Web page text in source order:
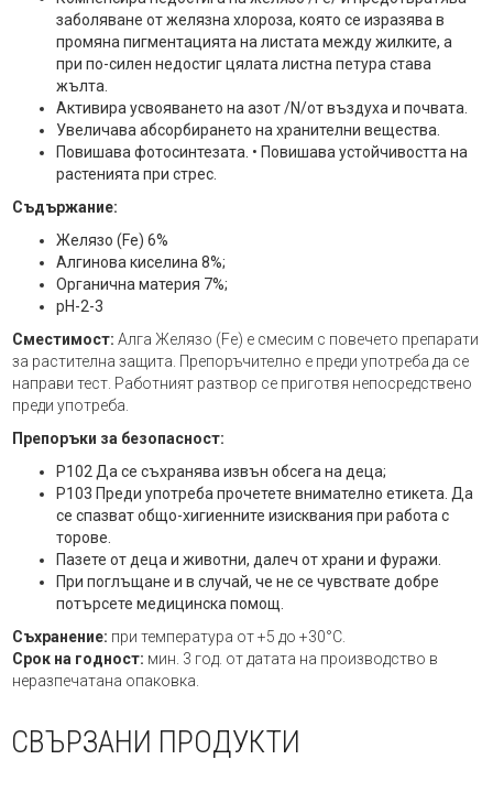
заболяване от желязна хлороза, която се изразява в
промяна пигментацията на листата между жилките, а
при по-силен недостиг цялата листна петура става
жълта.
Активира усвояването на азот /N/от въздуха и почвата.
Увеличава абсорбирането на хранителни вещества.
Повишава фотосинтезата. • Повишава устойчивостта на
растенията при стрес.
Съдържание:
Желязо (Fe) 6%
Алгинова киселина 8%;
Органична материя 7%;
pH-2-3
Сместимост: Алга Желязо (Fe) е смесим с повечето препарати
за растителна защита. Препоръчително е преди употреба да се
направи тест. Работният разтвор се приготвя непосредствено
преди употреба.
Препоръки за безопасност:
Р102 Да се съхранява извън обсега на деца;
Р103 Преди употреба прочетете внимателно етикета. Да
се спазват общо-хигиенните изисквания при работа с
торове.
Пазете от деца и животни, далеч от храни и фуражи.
При поглъщане и в случай, че не се чувствате добре
потърсете медицинска помощ.
Съхранение: при температура от +5 до +30°C.
Срок на годност: мин. 3 год. от датата на производство в
неразпечатана опаковка.
СВЪРЗАНИ ПРОДУКТИ